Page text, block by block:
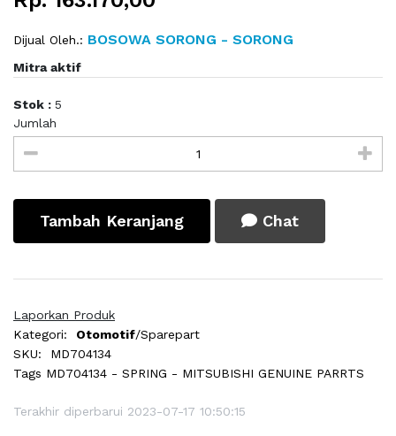
Dijual Oleh.: BOSOWA SORONG - SORONG
Mitra aktif
Stok : 5
Jumlah
Tambah Keranjang Chat
Laporkan Produk
Kategori:
Otomotif/Sparepart
SKU:
MD704134
Tags MD704134 - SPRING - MITSUBISHI GENUINE PARRTS
Terakhir diperbarui 2023-07-17 10:50:15